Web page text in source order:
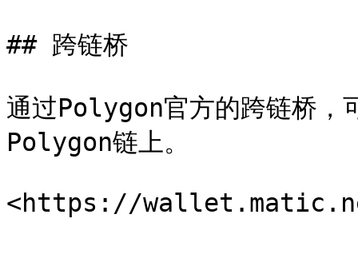
## 跨链桥
通过Polygon官方的跨链桥，
Polygon链上。